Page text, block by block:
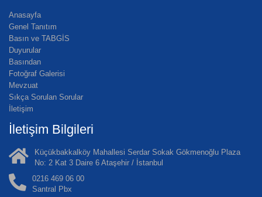
Anasayfa
Genel Tanıtım
Basın ve TABGİS
Duyurular
Basından
Fotoğraf Galerisi
Mevzuat
Sıkça Sorulan Sorular
İletişim
İletişim Bilgileri
Küçükbakkalköy Mahallesi Serdar Sokak Gökmenoğlu Plaza
No: 2 Kat 3 Daire 6 Ataşehir / İstanbul
0216 469 06 00
Santral Pbx